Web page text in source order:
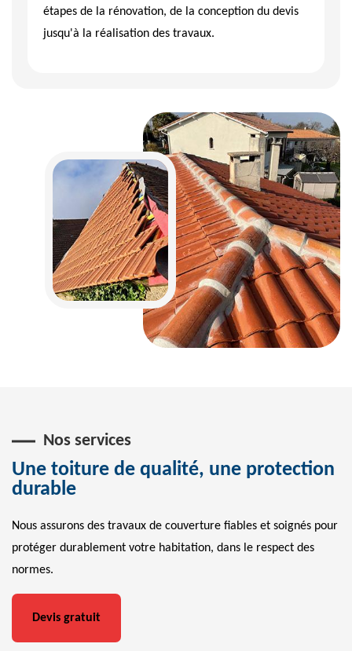
étapes de la rénovation, de la conception du devis
jusqu'à la réalisation des travaux.
Nos services
Une toiture de qualité, une protection
durable
Nous assurons des travaux de couverture fiables et soignés pour
protéger durablement votre habitation, dans le respect des
normes.
Devis gratuit